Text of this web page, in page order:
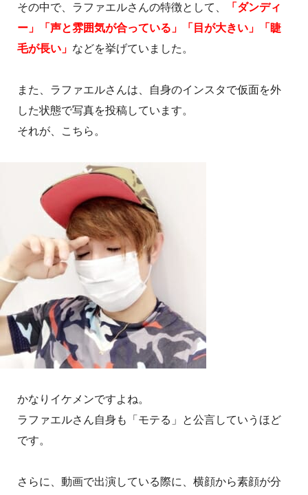
その中で、ラファエルさんの特徴として、
「ダンディ
ー」「声と雰囲気が合っている」「目が大きい」「睫
毛が長い」 などを挙げていました。
また、ラファエルさんは、自身のインスタで仮面を外
した状態で写真を投稿しています。
それが、こちら。
かなりイケメンですよね。
ラファエルさん自身も「モテる」と公言していうほど
です。
さらに、動画で出演している際に、横顔から素顔が分